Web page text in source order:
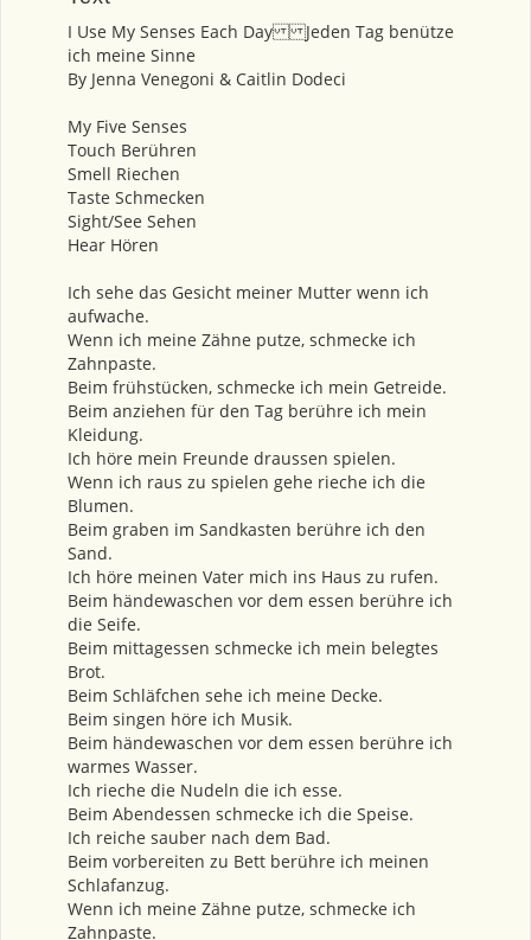
I Use My Senses Each Day Jeden Tag benütze
ich meine Sinne
By Jenna Venegoni & Caitlin Dodeci
My Five Senses
Touch Berühren
Smell Riechen
Taste Schmecken
Sight/See Sehen
Hear Hören
Ich sehe das Gesicht meiner Mutter wenn ich
aufwache.
Wenn ich meine Zähne putze, schmecke ich
Zahnpaste.
Beim frühstücken, schmecke ich mein Getreide.
Beim anziehen für den Tag berühre ich mein
Kleidung.
Ich höre mein Freunde draussen spielen.
Wenn ich raus zu spielen gehe rieche ich die
Blumen.
Beim graben im Sandkasten berühre ich den
Sand.
Ich höre meinen Vater mich ins Haus zu rufen.
Beim händewaschen vor dem essen berühre ich
die Seife.
Beim mittagessen schmecke ich mein belegtes
Brot.
Beim Schläfchen sehe ich meine Decke.
Beim singen höre ich Musik.
Beim händewaschen vor dem essen berühre ich
warmes Wasser.
Ich rieche die Nudeln die ich esse.
Beim Abendessen schmecke ich die Speise.
Ich reiche sauber nach dem Bad.
Beim vorbereiten zu Bett berühre ich meinen
Schlafanzug.
Wenn ich meine Zähne putze, schmecke ich
Zahnpaste.